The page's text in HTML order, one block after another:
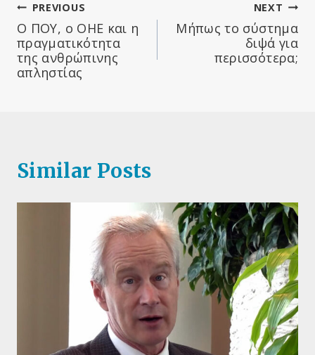
Πλοήγηση
άρθρων
PREVIOUS
Ο ΠΟΥ, ο ΟΗΕ και η
πραγματικότητα
της ανθρώπινης
απληστίας
NEXT
Μήπως το σύστημα
διψά για
περισσότερα;
Similar Posts